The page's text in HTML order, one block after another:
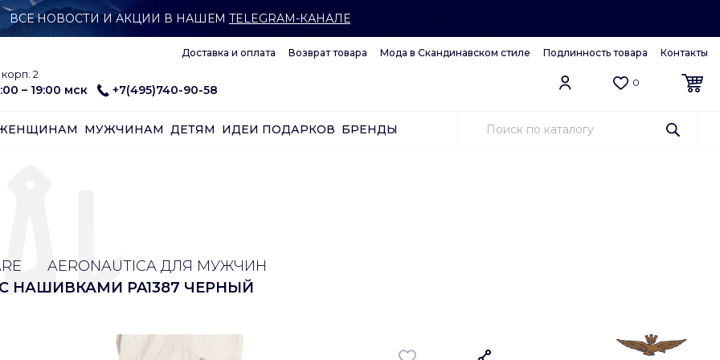
ВСЕ НОВОСТИ И АКЦИИ В НАШЕМ TELEGRAM-КАНАЛЕ
Доставка и оплата Возврат товара Мода в Скандинавском стиле Подлинность товара Контакты
2
– 19:00 мск +7(495)740-90-58
0
МУЖЧИНАМ ДЕТЯМ ИДЕИ ПОДАРКОВ БРЕНДЫ
AERONAUTICA ДЛЯ МУЖЧИН
С НАШИВКАМИ PA1387 ЧЕРНЫЙ